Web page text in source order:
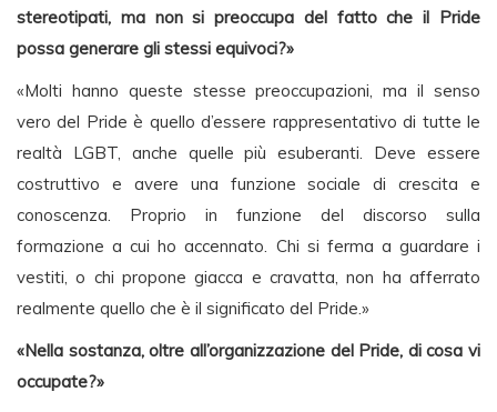
stereotipati, ma non si preoccupa del fatto che il Pride
possa generare gli stessi equivoci?»
«Molti hanno queste stesse preoccupazioni, ma il senso
vero del Pride è quello d’essere rappresentativo di tutte le
realtà LGBT, anche quelle più esuberanti. Deve essere
costruttivo e avere una funzione sociale di crescita e
conoscenza. Proprio in funzione del discorso sulla
formazione a cui ho accennato. Chi si ferma a guardare i
vestiti, o chi propone giacca e cravatta, non ha afferrato
realmente quello che è il significato del Pride.»
«Nella sostanza, oltre all’organizzazione del Pride, di cosa vi
occupate?»